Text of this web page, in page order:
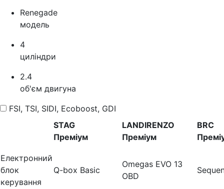
Renegade
модель
4
циліндри
2.4
об'єм двигуна
FSI, TSI, SIDI, Ecoboost, GDI
STAG
Преміум
LANDIRENZO
Преміум
BRC
Електронний
блок
керування
Q-box Basic
Omegas EVO 13
OBD